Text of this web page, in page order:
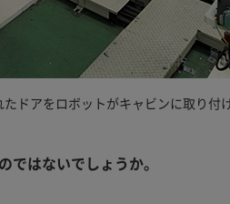
ドアをロボットがキャビンに取り付
はないでしょうか。